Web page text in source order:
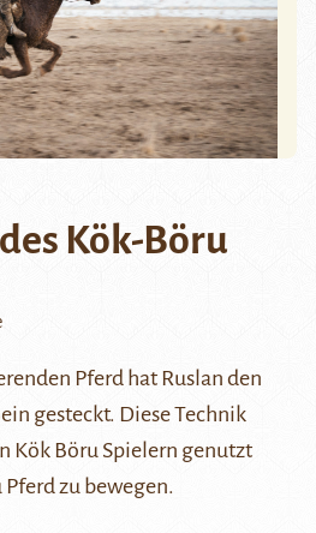
Kök-Böru
Pferd hat Ruslan den
gesteckt. Diese Technik
Kök Böru Spielern genutzt
Pferd zu bewegen.